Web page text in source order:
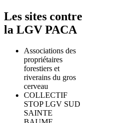
Les sites contre
la LGV PACA
Associations des
propriétaires
forestiers et
riverains du gros
cerveau
COLLECTIF
STOP LGV SUD
SAINTE